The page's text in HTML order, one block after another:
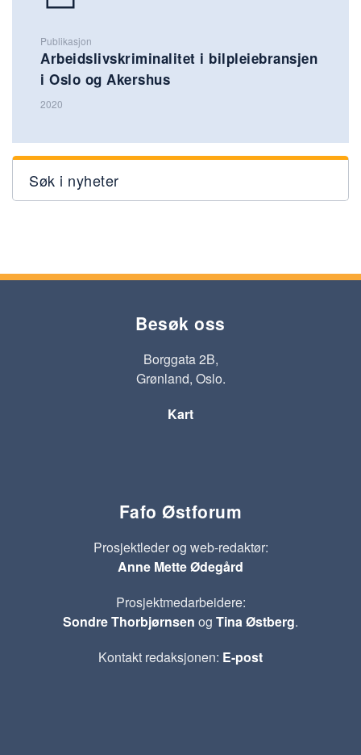
Publikasjon
Arbeidslivskriminalitet i bilpleiebransjen
i Oslo og Akershus
2020
Søk i nyheter
Besøk oss
Borggata 2B,
Grønland, Oslo.
Kart
Fafo Østforum
Prosjektleder og web-redaktør:
Anne Mette Ødegård
Prosjektmedarbeidere:
Sondre Thorbjørnsen og Tina Østberg.
Kontakt redaksjonen: E-post